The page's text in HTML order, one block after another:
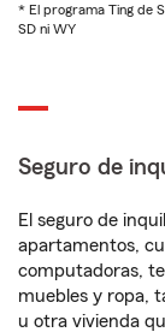
* El programa Ting de
SD ni WY
Seguro de
El seguro de
apartamentos,
computadoras,
muebles y ropa,
u otra vivienda